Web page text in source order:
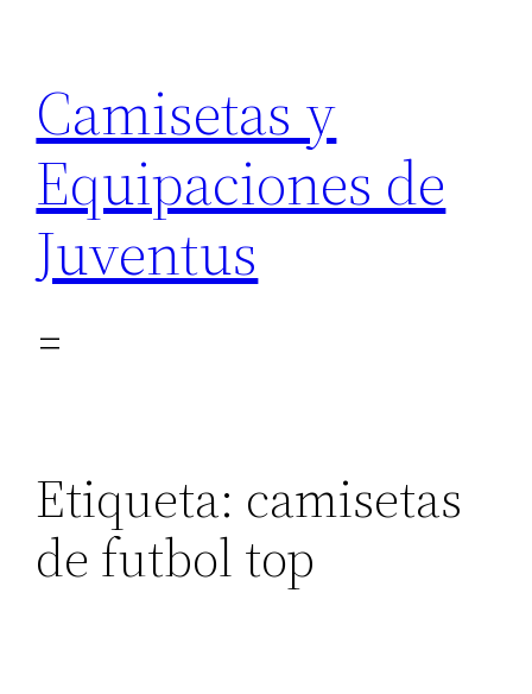
contenido
Camisetas y
Equipaciones de
Juventus
Etiqueta: camisetas
de futbol top